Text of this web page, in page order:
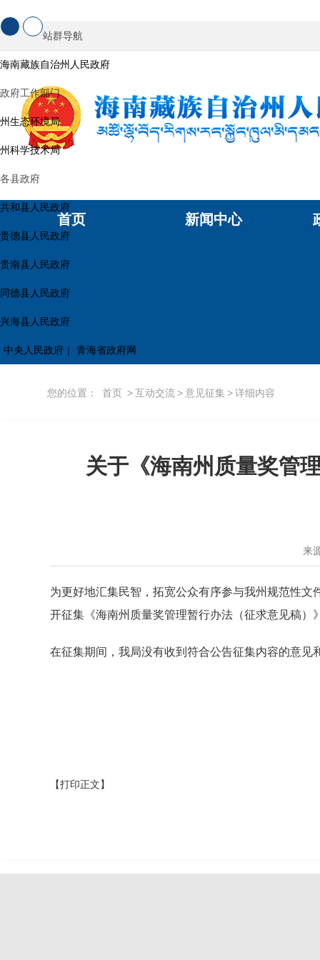
站群导航
海南藏族自治州人民政府
政府工作部门
州生态环境局
州科学技术局
各县政府
共和县人民政府
贵德县人民政府
贵南县人民政府
同德县人民政府
兴海县人民政府
中央人民政府 | 青海省政府网
首页 新闻中心
您的位置： 首页 >互动交流>意见征集 >详细内容
关于《海南州质量奖管
来
为更好地汇集民智，拓宽公众有序参与我州规范性文
开征集《海南州质量奖管理暂行办法 （征求意见稿）
在征集期间，我局没有收到符合公告征集内容的意见
【打印正文】